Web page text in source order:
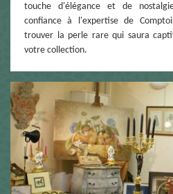
touche d'élégance et de
confiance à l'expertise de
trouver la perle rare qui saura
votre collection.